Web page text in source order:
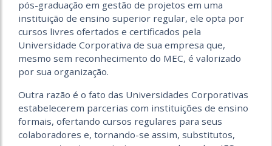
pós-graduação em gestão de projetos em uma
instituição de ensino superior regular, ele opta por
cursos livres ofertados e certificados pela
Universidade Corporativa de sua empresa que,
mesmo sem reconhecimento do MEC, é valorizado
por sua organização.
Outra razão é o fato das Universidades Corporativas
estabelecerem parcerias com instituições de ensino
formais, ofertando cursos regulares para seus
colaboradores e, tornando-se assim, substitutos,